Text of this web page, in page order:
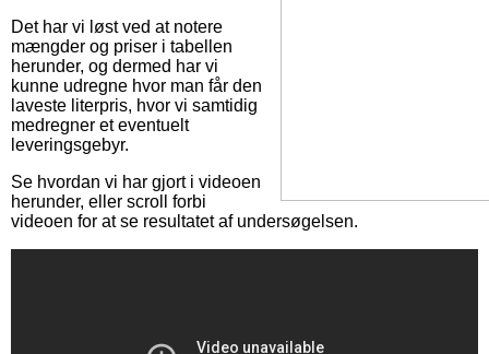
Det har vi løst ved at notere
mængder og priser i tabellen
herunder, og dermed har vi
kunne udregne hvor man får den
laveste literpris, hvor vi samtidig
medregner et eventuelt
leveringsgebyr.
Se hvordan vi har gjort i videoen
herunder, eller scroll forbi
videoen for at se resultatet af undersøgelsen.